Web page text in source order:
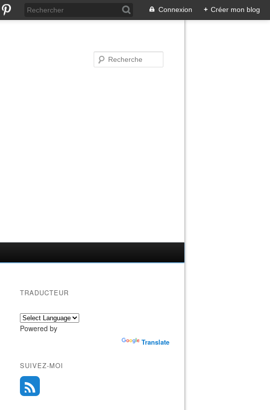
Connexion + Créer mon blog
TRADUCTEUR
Powered by
Translate
SUIVEZ-MOI